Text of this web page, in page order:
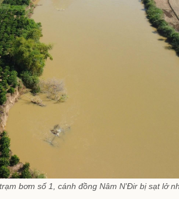
bơm số 1, cánh đồng Nâm N'Đir bị sạt lở